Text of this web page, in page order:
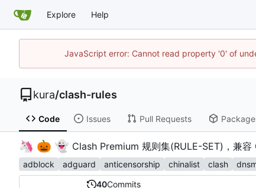
Explore Help
JavaScript error: Cannot read property '0' of
kura/clash-rules
Code Issues Pull Requests
🦄 🎃 👻 Clash Premium 规则集(RULE-SET)，兼
adblock adguard anticensorship chinalist clash
40Commits